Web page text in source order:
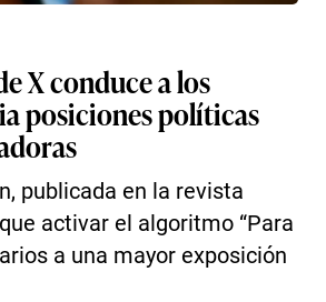
X conduce a los
posiciones políticas
publicada en la revista
activar el algoritmo “Para
a una mayor exposición